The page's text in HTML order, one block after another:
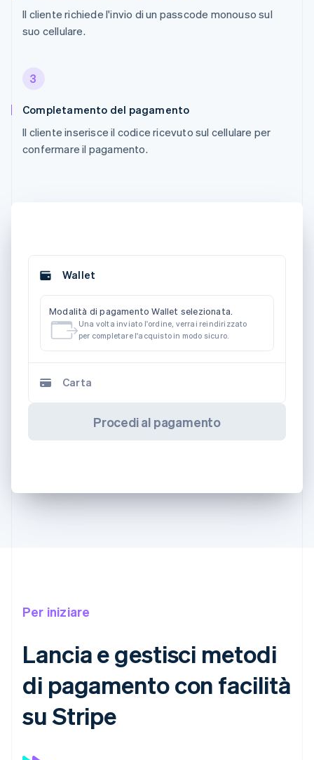
Il cliente richiede l'invio di un passcode monouso sul
suo cellulare.
3
Completamento del pagamento
Il cliente inserisce il codice ricevuto sul cellulare per
confermare il pagamento.
Wallet
Modalità di pagamento Wallet selezionata.
Una volta inviato l'ordine, verrai reindirizzato
per completare l'acquisto in modo sicuro.
Carta
Procedi al pagamento
Per iniziare
Lancia e gestisci metodi
di pagamento con facilità
su Stripe